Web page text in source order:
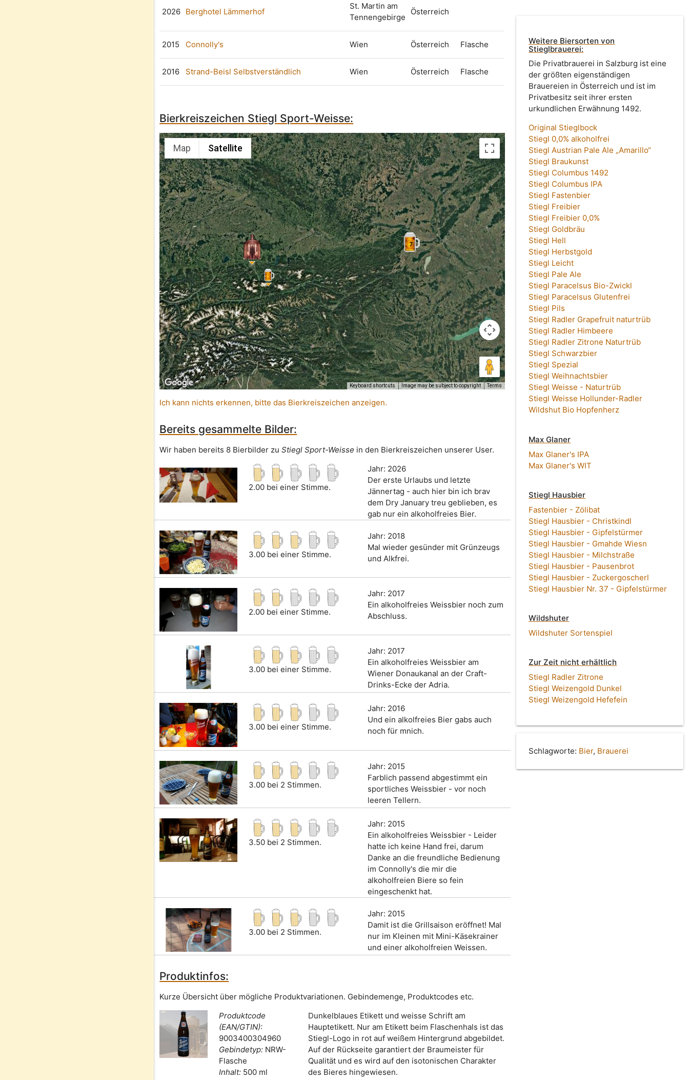
2026 Berghotel Lämmerhof
St. Martin am
Tennengebirge
Österreich
2015 Connolly's Wien Österreich Flasche
2016 Strand-Beisl Selbstverständlich Wien Österreich Flasche
Bierkreiszeichen Stiegl Sport-Weisse:
7
Map Satellite
Keyboard shortcuts Image may be subject to copyright Terms
Ich kann nichts erkennen, bitte das Bierkreiszeichen anzeigen.
Bereits gesammelte Bilder:
Wir haben bereits 8 Bierbilder zuStiegl Sport-Weisse in den Bierkreiszeichen unserer User.
2.00 bei einer Stimme.
Jahr: 2026
Der erste Urlaubs und letzte
Jännertag - auch hier bin ich brav
dem Dry January treu geblieben, es
gab nur ein alkoholfreies Bier.
3.00 bei einer Stimme.
Jahr: 2018
Mal wieder gesünder mit Grünzeugs
und Alkfrei.
2.00 bei einer Stimme.
Jahr: 2017
Ein alkoholfreies Weissbier noch zum
Abschluss.
3.00 bei einer Stimme.
Jahr: 2017
Ein alkoholfreies Weissbier am
Wiener Donaukanal an der Craft-
Drinks-Ecke der Adria.
3.00 bei einer Stimme.
Jahr: 2016
Und ein alkolfreies Bier gabs auch
noch für mnich.
3.00 bei 2 Stimmen.
Jahr: 2015
Farblich passend abgestimmt ein
sportliches Weissbier - vor noch
leeren Tellern.
3.50 bei 2 Stimmen.
Jahr: 2015
Ein alkoholfreies Weissbier - Leider
hatte ich keine Hand frei, darum
Danke an die freundliche Bedienung
im Connolly's die mir die
alkoholfreien Biere so fein
eingeschenkt hat.
3.00 bei 2 Stimmen.
Jahr: 2015
Damit ist die Grillsaison eröffnet! Mal
nur im Kleinen mit Mini-Käsekrainer
und einer alkoholfreien Weissen.
Produktinfos:
Kurze Übersicht über mögliche Produktvariationen. Gebindemenge, Produktcodes etc.
Produktcode
(EAN/GTIN):
9003400304960
Gebindetyp: NRW-
Flasche
Inhalt: 500 ml
Dunkelblaues Etikett und weisse Schrift am
Hauptetikett. Nur am Etikett beim Flaschenhals ist das
Stiegl-Logo in rot auf weißem Hintergrund abgebildet.
Auf der Rückseite garantiert der Braumeister für
Qualität und es wird auf den isotonischen Charakter
des Bieres hingewiesen.
Weitere Biersorten von
Stieglbrauerei:
Die Privatbrauerei in Salzburg ist eine
der größten eigenständigen
Brauereien in Österreich und ist im
Privatbesitz seit ihrer ersten
urkundlichen Erwähnung 1492.
Original Stieglbock
Stiegl 0,0% alkoholfrei
Stiegl Austrian Pale Ale „Amarillo“
Stiegl Braukunst
Stiegl Columbus 1492
Stiegl Columbus IPA
Stiegl Fastenbier
Stiegl Freibier
Stiegl Freibier 0,0%
Stiegl Goldbräu
Stiegl Hell
Stiegl Herbstgold
Stiegl Leicht
Stiegl Pale Ale
Stiegl Paracelsus Bio-Zwickl
Stiegl Paracelsus Glutenfrei
Stiegl Pils
Stiegl Radler Grapefruit naturtrüb
Stiegl Radler Himbeere
Stiegl Radler Zitrone Naturtrüb
Stiegl Schwarzbier
Stiegl Spezial
Stiegl Weihnachtsbier
Stiegl Weisse - Naturtrüb
Stiegl Weisse Hollunder-Radler
Wildshut Bio Hopfenherz
Max Glaner
Max Glaner's IPA
Max Glaner's WIT
Stiegl Hausbier
Fastenbier - Zölibat
Stiegl Hausbier - Christkindl
Stiegl Hausbier - Gipfelstürmer
Stiegl Hausbier - Gmahde Wiesn
Stiegl Hausbier - Milchstraße
Stiegl Hausbier - Pausenbrot
Stiegl Hausbier - Zuckergoscherl
Stiegl Hausbier Nr. 37 - Gipfelstürmer
Wildshuter
Wildshuter Sortenspiel
Zur Zeit nicht erhältlich
Stiegl Radler Zitrone
Stiegl Weizengold Dunkel
Stiegl Weizengold Hefefein
Schlagworte: Bier, Brauerei